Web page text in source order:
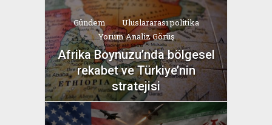
Gündem
Uluslararası politika
Yorum Analiz Görüş
Afrika Boynuzu’nda bölgesel
rekabet ve Türkiye’nin
stratejisi
yazan
Bahri Ak